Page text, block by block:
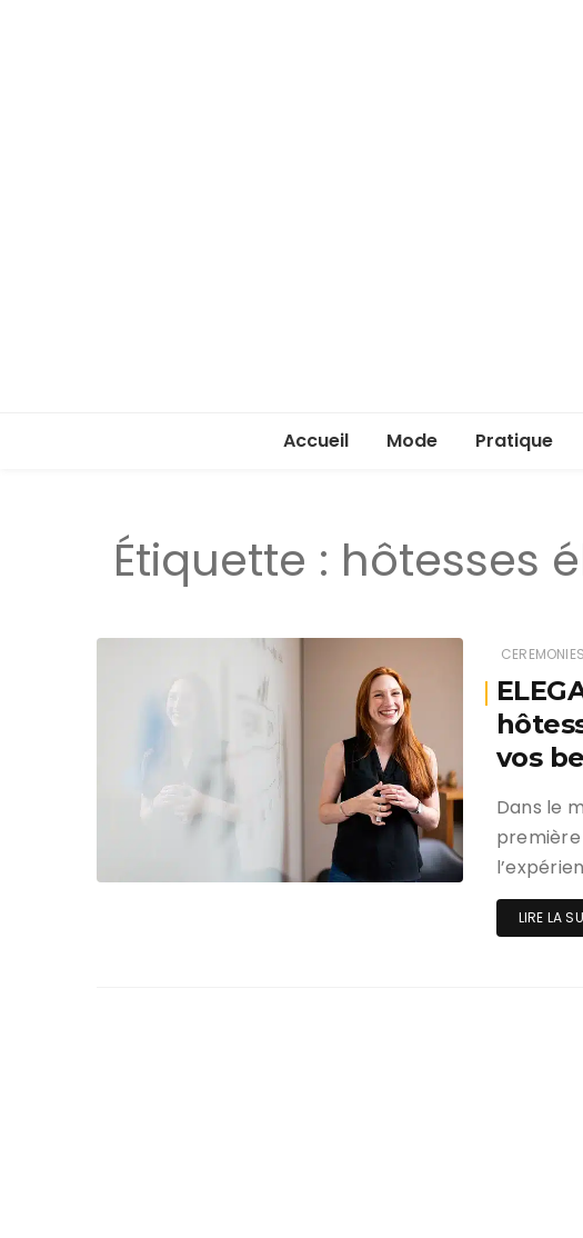
Accueil Mode Pratique
Étiquette : hôtesses
CEREMONIES
vos
Dans le
LIRE LA